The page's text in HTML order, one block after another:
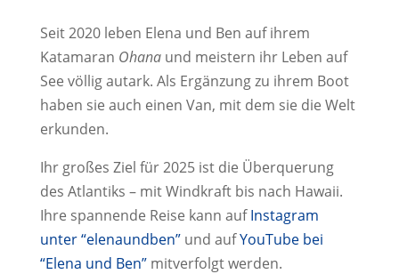
Seit 2020 leben Elena und Ben auf ihrem
Katamaran Ohanaund meistern ihr Leben auf
See völlig autark. Als Ergänzung zu ihrem Boot
haben sie auch einen Van, mit dem sie die Welt
erkunden.
Ihr großes Ziel für 2025 ist die Überquerung
des Atlantiks – mit Windkraft bis nach Hawaii.
Ihre spannende Reise kann aufInstagram
unter “elenaundben”und aufYouTube bei
“Elena und Ben”mitverfolgt werden.